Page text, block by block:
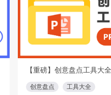
创意盘点 工具大全